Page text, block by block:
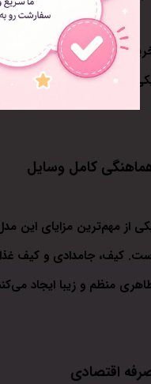
یک ست سه تیکه مزایای
از پرفروش‌ترین گزینه‌ها
کامل وسایل
از مهم‌ترین مزایای این
کیف، جامدادی و کیف
منظم و زیبا ایجاد
اقتصادی